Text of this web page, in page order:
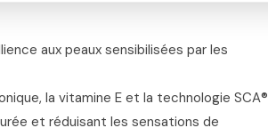
aux peaux sensibilisées par les
la vitamine E et la technologie SCA®
et réduisant les sensations de